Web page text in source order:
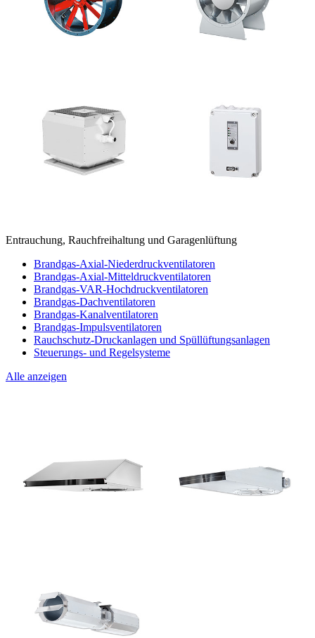
Entrauchung, Rauchfreihaltung und Garagenlüftung
Brandgas-Axial-Niederdruckventilatoren
Brandgas-Axial-Mitteldruckventilatoren
Brandgas-VAR-Hochdruckventilatoren
Brandgas-Dachventilatoren
Brandgas-Kanalventilatoren
Brandgas-Impulsventilatoren
Rauchschutz-Druckanlagen und Spüllüftungsanlagen
Steuerungs- und Regelsysteme
Alle anzeigen